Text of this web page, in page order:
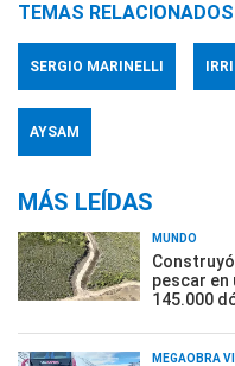
TEMAS RELACIONADOS
SERGIO MARINELLI
AYSAM
MÁS LEÍDAS
MUNDO
pescar en
145.000
MEGAOBRA